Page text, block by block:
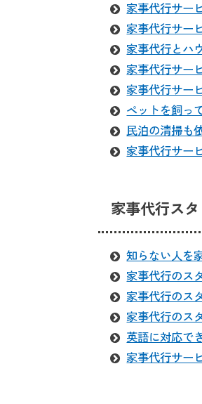
家事代行サー
家事代行サー
家事代行とハ
家事代行サー
家事代行サー
ペットを飼っ
民泊の清掃も
家事代行サー
家事代行ス
知らない人を
家事代行のス
家事代行のス
家事代行のス
英語に対応で
家事代行サー